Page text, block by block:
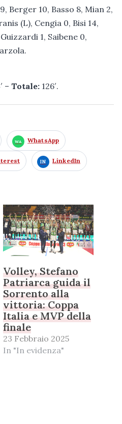
Berger 10, Basso 8, Mian 2,
(L), Cengia 0, Bisi 14,
1, Saibene 0,
– Totale: 126′.
WhatsApp
LinkedIn
Volley, Stefano
Patriarca guida il
Sorrento alla
vittoria: Coppa
Italia e MVP della
finale
23 Febbraio 2025
In "In evidenza"